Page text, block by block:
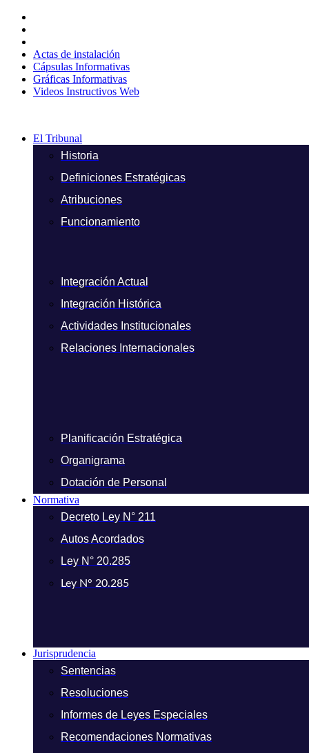
contenido
Actas de instalación
Cápsulas Informativas
Gráficas Informativas
Videos Instructivos Web
El Tribunal
Historia
Definiciones Estratégicas
Atribuciones
Funcionamiento
Integración Actual
Integración Histórica
Actividades Institucionales
Relaciones Internacionales
Planificación Estratégica
Organigrama
Dotación de Personal
Normativa
Decreto Ley N° 211
Autos Acordados
Ley N° 20.285
Ley N° 20.285
Jurisprudencia
Sentencias
Resoluciones
Informes de Leyes Especiales
Recomendaciones Normativas